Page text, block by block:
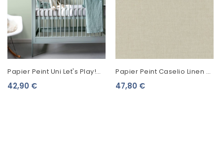
Papier Peint Uni Let's Play!
Esta Home Vert Menthe
42,90 €
Papier Peint Caselio Linen 2
Vert Beige Clair 68527000
47,80 €